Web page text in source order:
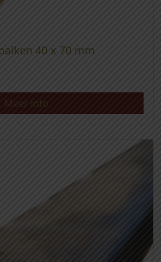
40 x 70 mm
Meer info